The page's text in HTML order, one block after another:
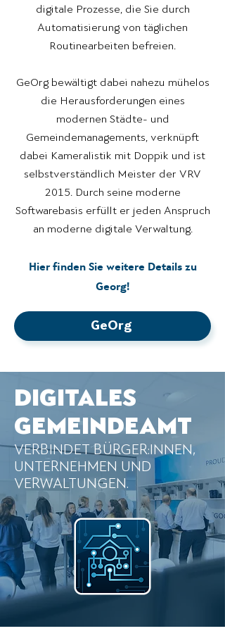
digitale Prozesse, die Sie durch
Automatisierung von täglichen
Routinearbeiten befreien.
GeOrg bewältigt dabei nahezu mühelos
die Herausforderungen eines
modernen Städte- und
Gemeindemanagements, verknüpft
dabei Kameralistik mit Doppik und ist
selbstverständlich Meister der VRV
2015. Durch seine moderne
Softwarebasis erfüllt er jeden Anspruch
an moderne digitale Verwaltung.
Hier finden Sie weitere Details zu
Georg!
GeOrg
DIGITALES
GEMEINDEAMT
VERBINDET BÜRGER:INNEN,
UNTERNEHMEN UND
VERWALTUNGEN.